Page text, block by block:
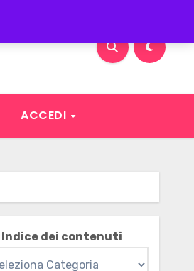
ACCEDI
Indice dei contenuti